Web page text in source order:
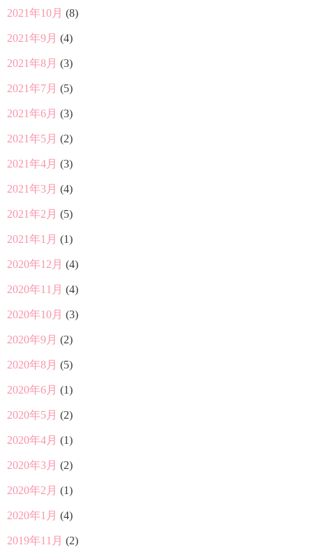
2021年10月 (8)
2021年9月 (4)
2021年8月 (3)
2021年7月 (5)
2021年6月 (3)
2021年5月 (2)
2021年4月 (3)
2021年3月 (4)
2021年2月 (5)
2021年1月 (1)
2020年12月 (4)
2020年11月 (4)
2020年10月 (3)
2020年9月 (2)
2020年8月 (5)
2020年6月 (1)
2020年5月 (2)
2020年4月 (1)
2020年3月 (2)
2020年2月 (1)
2020年1月 (4)
2019年11月 (2)